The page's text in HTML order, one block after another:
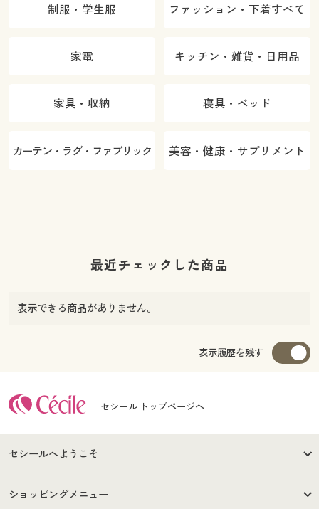
制服・学生服 ファッション・下着すべて
家電 キッチン・雑貨・日用品
家具・収納 寝具・ベッド
カーテン・ラグ・ファブリック 美容・健康・サプリメント
最近チェックした商品
表示できる商品がありません。
表示履歴を残す
セシール トップページへ
セシールへようこそ
はじめての方へ
ショッピングメニュー